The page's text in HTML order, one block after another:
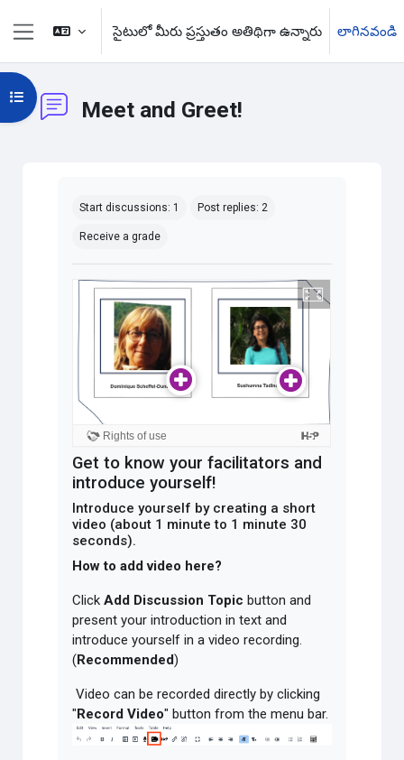
ప్రధాన కంటెంటుకు వెళ్ళు
సైటులో మీరు ప్రస్తుతం అతిథిగా ఉన్నారు లాగినవండి
Meet and Greet!
Open course index
Start discussions: 1 Post replies: 2
Receive a grade
Get to know your facilitators and
introduce yourself!
Introduce yourself by creating a short
video (about 1 minute to 1 minute 30
seconds).
How to add video here?
ClickAdd Discussion Topic button and
present your introduction in text and
introduce yourself in a video recording.
(Recommended)
Video can be recorded directly by clicking
"Record Video" button from the menu bar.